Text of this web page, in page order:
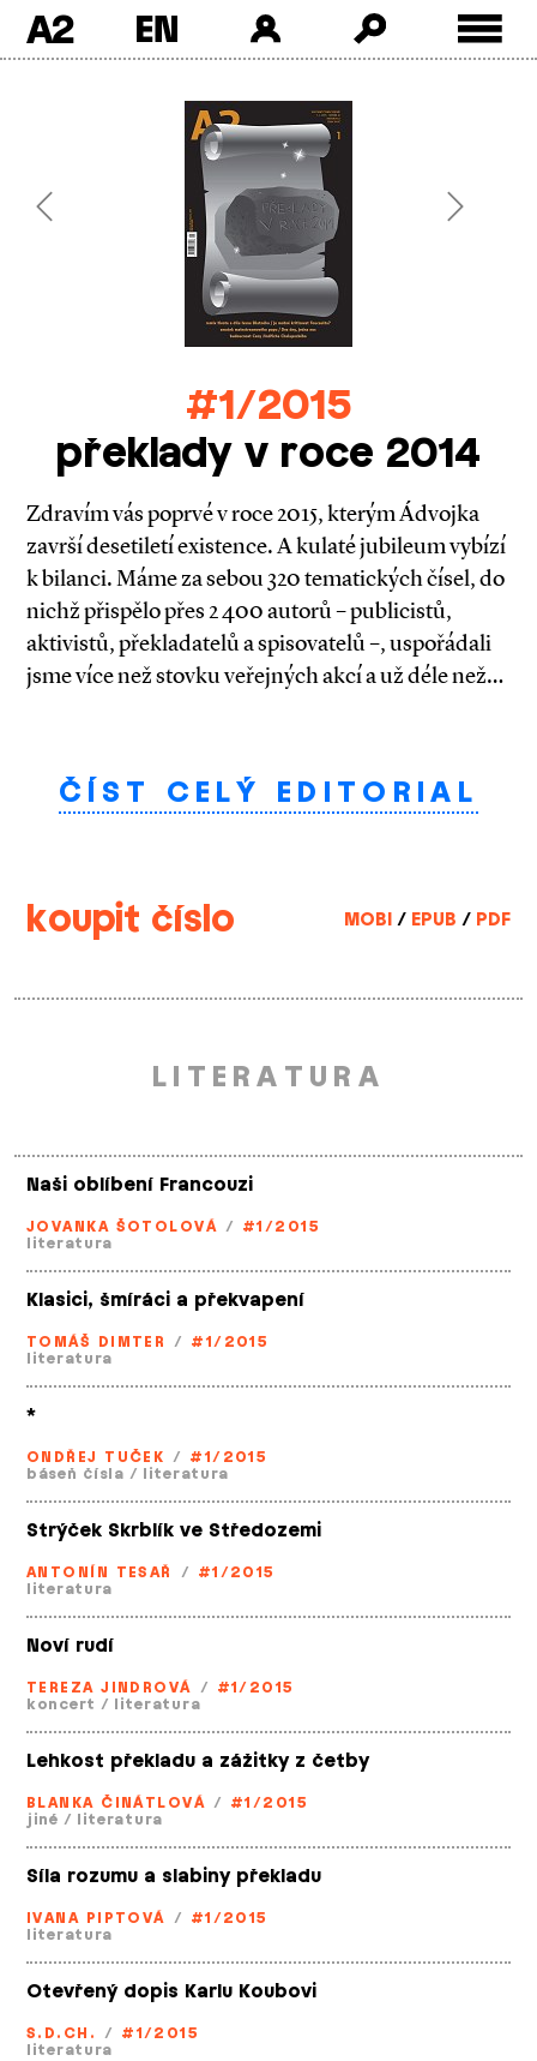
A2
Previous Next
#1/2015
překlady v roce 2014
Zdravím vás poprvé v roce 2015, kterým Ádvojka
završí desetiletí existence. A kulaté jubileum vybízí
k bilanci. Máme za sebou 320 tematických čísel, do
nichž přispělo přes 2 400 autorů – publicistů,
aktivistů, překladatelů a spisovatelů –, uspořádali
jsme více než stovku veřejných akcí a už déle než…
ČÍST CELÝ EDITORIAL
koupit číslo MOBI / EPUB / PDF
LITERATURA
Naši oblíbení Francouzi
JOVANKA ŠOTOLOVÁ / #1/2015
literatura
Klasici, šmíráci a překvapení
TOMÁŠ DIMTER / #1/2015
literatura
*
ONDŘEJ TUČEK / #1/2015
báseň čísla / literatura
Strýček Skrblík ve Středozemi
ANTONÍN TESAŘ / #1/2015
literatura
Noví rudí
TEREZA JINDROVÁ / #1/2015
koncert / literatura
Lehkost překladu a zážitky z četby
BLANKA ČINÁTLOVÁ / #1/2015
jiné / literatura
Síla rozumu a slabiny překladu
IVANA PIPTOVÁ / #1/2015
literatura
Otevřený dopis Karlu Koubovi
S.D.CH. / #1/2015
literatura